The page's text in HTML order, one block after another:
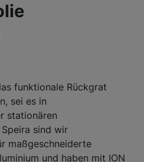
funktionale Rückgrat
sei es in
stationären
sind wir
maßgeschneiderte
und haben mit ION